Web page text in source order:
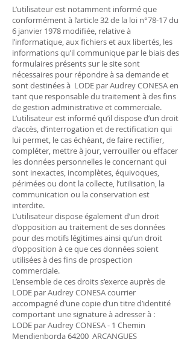
L’utilisateur est notamment informé que
conformément à l’article 32 de la loi n°78-17 du
6 janvier 1978 modifiée, relative à
l’informatique, aux fichiers et aux libertés, les
informations qu’il communique par le biais des
formulaires présents sur le site sont
nécessaires pour répondre à sa demande et
sont destinées à LODE par Audrey CONESA en
tant que responsable du traitement à des fins
de gestion administrative et commerciale.
L’utilisateur est informé qu’il dispose d’un droit
d’accès, d’interrogation et de rectification qui
lui permet, le cas échéant, de faire rectifier,
compléter, mettre à jour, verrouiller ou effacer
les données personnelles le concernant qui
sont inexactes, incomplètes, équivoques,
périmées ou dont la collecte, l’utilisation, la
communication ou la conservation est
interdite.
L’utilisateur dispose également d’un droit
d’opposition au traitement de ses données
pour des motifs légitimes ainsi qu’un droit
d’opposition à ce que ces données soient
utilisées à des fins de prospection
commerciale.
L’ensemble de ces droits s’exerce auprès de
LODE par Audrey CONESA courrier
accompagné d’une copie d’un titre d’identité
comportant une signature à adresser à :
LODE par Audrey CONESA - 1 Chemin
Mendienborda 64200 ARCANGUES